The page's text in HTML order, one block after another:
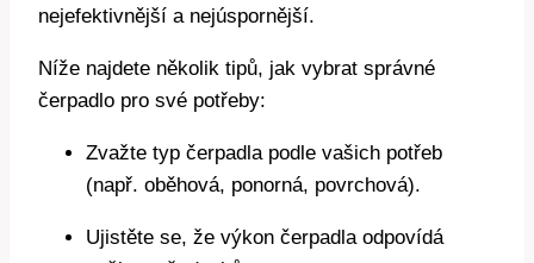
nejefektivnější a nejúspornější.
Níže najdete několik tipů, jak vybrat správné
čerpadlo pro své potřeby:
Zvažte typ čerpadla podle vašich potřeb
(např. oběhová, ponorná, povrchová).
Ujistěte se, že výkon čerpadla odpovídá